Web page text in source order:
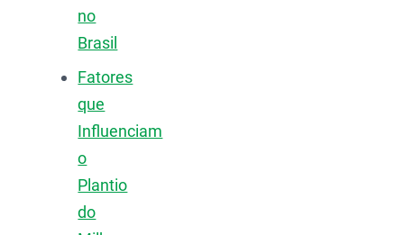
no
Brasil
Fatores
que
Influenciam
o
Plantio
do